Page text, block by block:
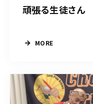
頑張る生徒さん
MORE